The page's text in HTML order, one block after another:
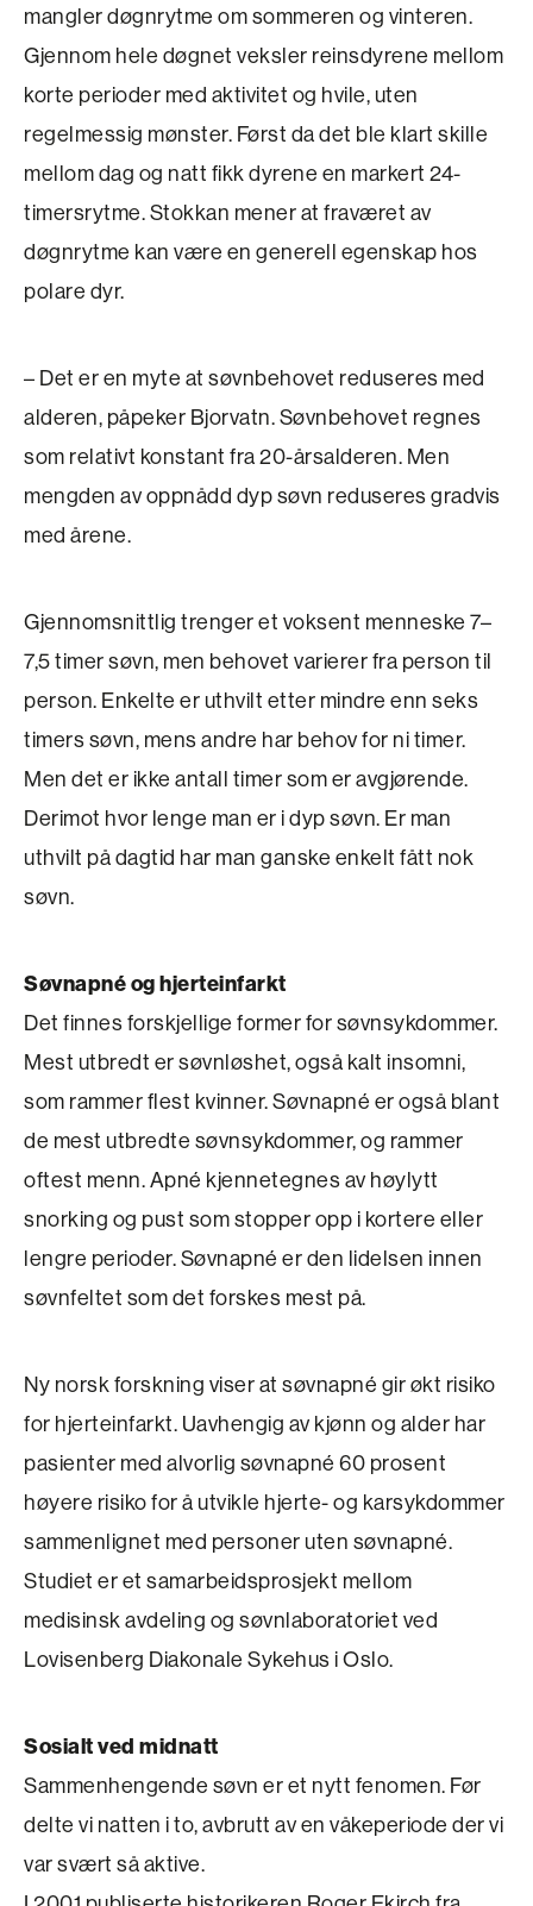
mangler døgnrytme om sommeren og vinteren.
Gjennom hele døgnet veksler reinsdyrene mellom
korte perioder med aktivitet og hvile, uten
regelmessig mønster. Først da det ble klart skille
mellom dag og natt fikk dyrene en markert 24-
timersrytme. Stokkan mener at fraværet av
døgnrytme kan være en generell egenskap hos
polare dyr.
– Det er en myte at søvnbehovet reduseres med
alderen, påpeker Bjorvatn. Søvnbehovet regnes
som relativt konstant fra 20-årsalderen. Men
mengden av oppnådd dyp søvn reduseres gradvis
med årene.
Gjennomsnittlig trenger et voksent menneske 7–
7,5 timer søvn, men behovet varierer fra person til
person. Enkelte er uthvilt etter mindre enn seks
timers søvn, mens andre har behov for ni timer.
Men det er ikke antall timer som er avgjørende.
Derimot hvor lenge man er i dyp søvn. Er man
uthvilt på dagtid har man ganske enkelt fått nok
søvn.
Søvnapné og hjerteinfarkt
Det finnes forskjellige former for søvnsykdommer.
Mest utbredt er søvnløshet, også kalt insomni,
som rammer flest kvinner. Søvnapné er også blant
de mest utbredte søvnsykdommer, og rammer
oftest menn. Apné kjennetegnes av høylytt
snorking og pust som stopper opp i kortere eller
lengre perioder. Søvnapné er den lidelsen innen
søvnfeltet som det forskes mest på.
Ny norsk forskning viser at søvnapné gir økt risiko
for hjerteinfarkt. Uavhengig av kjønn og alder har
pasienter med alvorlig søvnapné 60 prosent
høyere risiko for å utvikle hjerte- og kar­sykdommer
sammenlignet med personer uten søvnapné.
Studiet er et samarbeidsprosjekt mellom
medisinsk avdeling og søvnlaboratoriet ved
Lovisenberg Diakonale Sykehus i Oslo.
Sosialt ved midnatt
Sammenhengende søvn er et nytt fenomen. Før
delte vi natten i to, avbrutt av en våke­periode der vi
var svært så aktive.